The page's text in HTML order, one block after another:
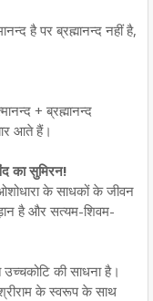
है पर ब्रह्मानन्द नहीं है,
+ ब्रह्मानन्द
आते हैं।
का सुमिरन!
के साधकों के जीवन
है और सत्यम-शिवम-
उच्चकोटि की साधना है।
के स्वरूप के साथ